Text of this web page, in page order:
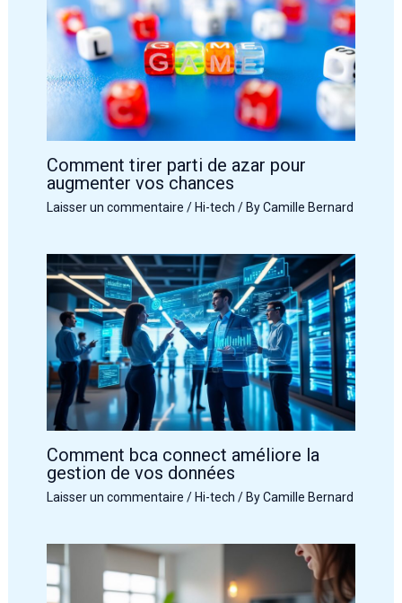
Comment tirer parti de azar pour
augmenter vos chances
Laisser un commentaire / Hi-tech / ByCamille Bernard
Comment bca connect améliore la
gestion de vos données
Laisser un commentaire / Hi-tech / ByCamille Bernard